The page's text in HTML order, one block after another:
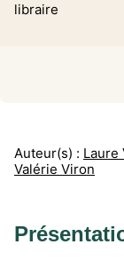
libraire
Auteur(s) : Laure
Valérie Viron